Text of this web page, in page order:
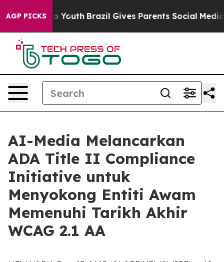
AGP PICKSto Youth Brazil Gives Parents Social Media
AI-Media Melancarkan
ADA Title II Compliance
Initiative untuk
Menyokong Entiti Awam
Memenuhi Tarikh Akhir
WCAG 2.1 AA